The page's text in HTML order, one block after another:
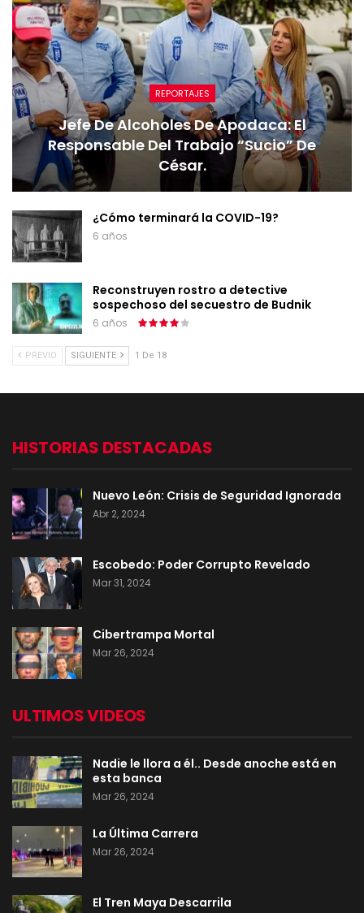
REPORTAJES
Jefe De Alcoholes De Apodaca: El
Responsable Del Trabajo “sucio” De
César.
¿Cómo terminará la COVID-19?
6 años
Reconstruyen rostro a detective
sospechoso del secuestro de Budnik
6 años
PREVIO SIGUIENTE 1 De 18
HISTORIAS DESTACADAS
Nuevo León: Crisis de Seguridad Ignorada
Abr 2, 2024
Escobedo: Poder Corrupto Revelado
Mar 31, 2024
Cibertrampa Mortal
Mar 26, 2024
ULTIMOS VIDEOS
Nadie le llora a él.. Desde anoche está en
esta banca
Mar 26, 2024
La Última Carrera
Mar 26, 2024
El Tren Maya Descarrila